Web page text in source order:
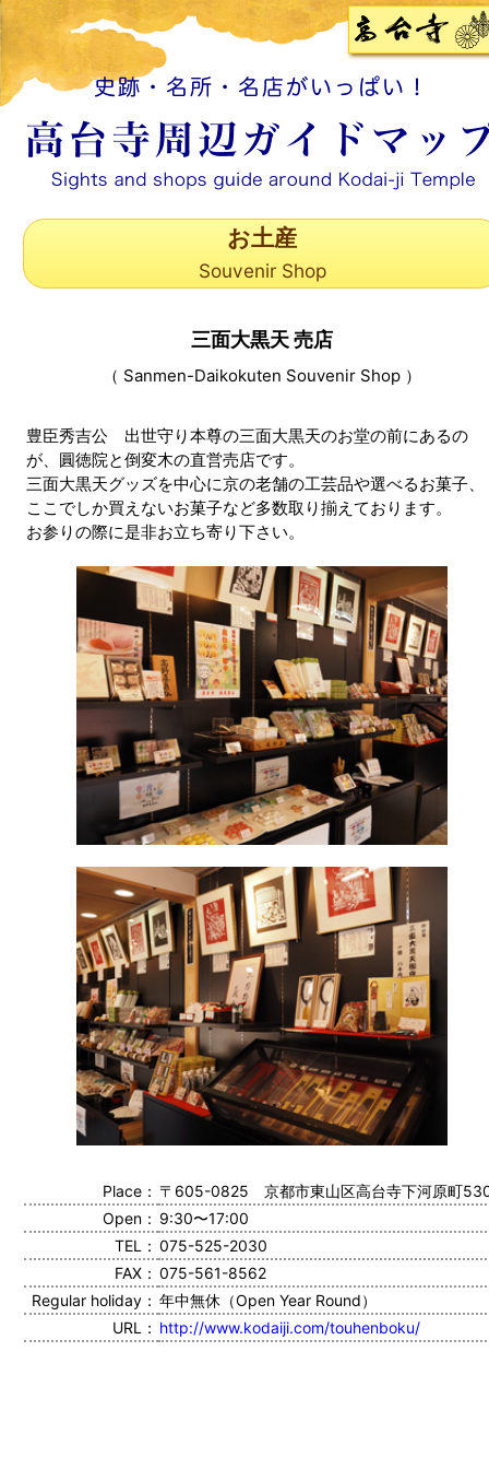
お土産
Souvenir Shop
三面大黒天 売店
（ Sanmen-Daikokuten Souvenir Shop ）
豊臣秀吉公 出世守り本尊の三面大黒天のお堂の前にあるの
が、圓徳院と倒変木の直営売店です。
三面大黒天グッズを中心に京の老舗の工芸品や選べるお菓子、
ここでしか買えないお菓子など多数取り揃えております。
お参りの際に是非お立ち寄り下さい。
Place： 〒605-0825 京都市東山区高台寺下河原町
Open： 9:30〜17:00
TEL： 075-525-2030
FAX： 075-561-8562
Regular holiday： 年中無休（Open Year Round）
URL： http://www.kodaiji.com/touhenboku/